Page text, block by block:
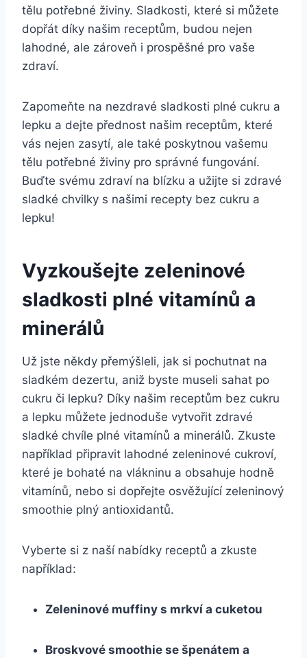
tělu ⁣potřebné živiny. Sladkosti, ⁤které si můžete
dopřát díky našim receptům, budou nejen
⁤lahodné,⁤ ale zároveň i prospěšné pro vaše
zdraví.
Zapomeňte na‌ nezdravé sladkosti plné cukru ⁢a
lepku a dejte přednost našim receptům, které
vás nejen ​zasytí, ale také poskytnou ⁣vašemu
tělu potřebné živiny pro správné fungování.
Buďte svému zdraví na blízku a užijte⁤ si zdravé
⁣sladké ⁣chvilky s našimi recepty bez cukru a
lepku!
Vyzkoušejte zeleninové
sladkosti ‌plné vitamínů a
minerálů
Už ⁣jste někdy přemýšleli, jak si​ pochutnat na
sladkém⁢ dezertu, aniž byste museli sahat po
cukru či lepku? Díky našim receptům bez cukru
a lepku můžete jednoduše‌ vytvořit zdravé‌
sladké chvíle⁣ plné vitamínů a minerálů. Zkuste
například připravit⁢ lahodné zeleninové cukroví,⁣
které je bohaté na vlákninu a obsahuje ⁤hodně
vitamínů, nebo si dopřejte osvěžující zeleninový
smoothie plný antioxidantů.
Vyberte si z naší nabídky receptů a zkuste
například:
Zeleninové muffiny s mrkví ⁤a cuketou
Broskvové smoothie se špenátem a